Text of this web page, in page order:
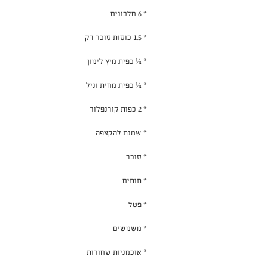
* 6 חלבונים
* 1.5 כוסות סוכר דק
* ½ כפית מיץ לימון
* ½ כפית מחית וניל
* 2 כפות קורנפלור
* שמנת להקצפה
* סוכר
* תותים
* פטל
* משמשים
* אוכמניות שחורות